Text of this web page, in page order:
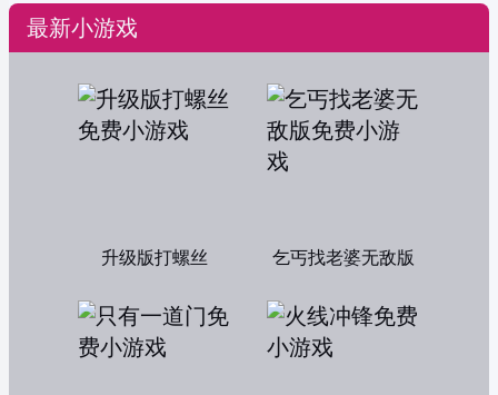
最新小游戏
升级版打螺丝 乞丐找老婆无敌版